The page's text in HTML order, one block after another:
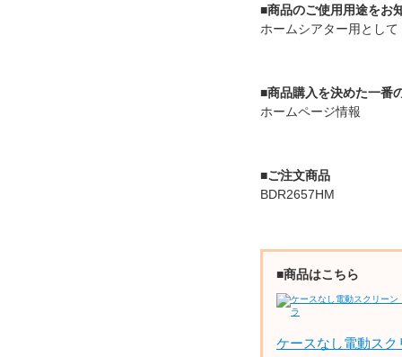
■商品のご使用用途をお
ホームシアター用として
■商品購入を決めた一番
ホームページ情報
■ご注文商品
BDR2657HM
■商品はこちら
ケースなし電動ス